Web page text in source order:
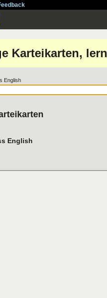
Karteikarten,
English
English